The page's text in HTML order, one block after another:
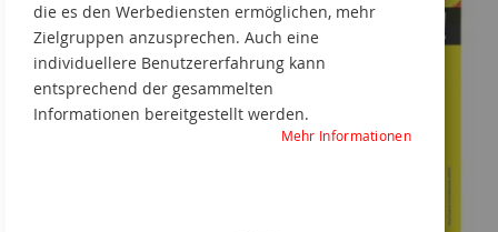
die es den Werbediensten ermöglichen, mehr
Zielgruppen anzusprechen. Auch eine
individuellere Benutzererfahrung kann
entsprechend der gesammelten
Informationen bereitgestellt werden.
Mehr Informationen